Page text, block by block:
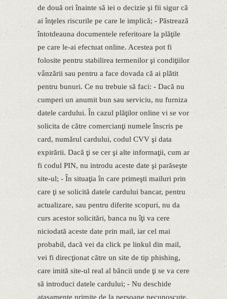
de două ori înainte să iei o decizie şi fii sigur că
ai înţeles riscurile pe care le implică; - Păstrează
întotdeauna documentele referitoare la plăţile
pe care le-ai efectuat online. Acestea pot fi
folosite pentru stabilirea termenilor şi condiţiilor
vânzării sau pentru a face dovada că ai plătit
pentru bunuri. Ce nu trebuie să faci: - Dacă nu
cumperi un anumit bun sau serviciu, nu furniza
datele cardului. În cazul plăţilor online vi se vor
solicita de către comercianţi numele înscris pe
card, numărul cardului, codul CVV şi data
expirării. Dacă ţi se cer şi alte informaţii, cum ar
fi codul PIN, nu introdu aceste date şi parăseşte
site-ul; - În situaţia în care primeşti mailuri prin
care ţi se solicită datele cardului bancar, pentru
actualizare, sau pentru diferite scopuri, nu da
curs acestor solicitări, banca nu îţi va cere
niciodată aceste date prin mail, iar cel mai
probabil, dacă vei da click pe linkul din mail,
vei fi direcţionat către un site de tip phishing,
care imită site-ul real al băncii unde ţi se va cere
să introduci datele cardului; - Nu deschide
ataşamente primite de la persoane necunoscute,